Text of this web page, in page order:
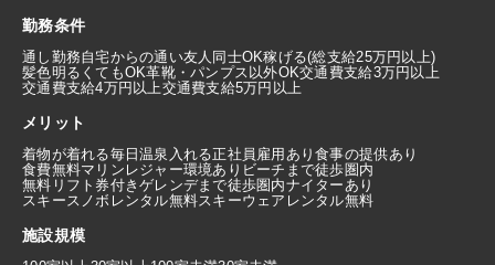
勤務条件
通し勤務自宅からの通い友人同士OK稼げる(総支給25万円以上)
髪色明るくてもOK革靴・パンプス以外OK交通費支給3万円以上
交通費支給4万円以上交通費支給5万円以上
メリット
着物が着れる毎日温泉入れる正社員雇用あり食事の提供あり
食費無料マリンレジャー環境あり ビーチまで徒歩圏内
無料リフト券付きゲレンデまで徒歩圏内ナイターあり
スキースノボレンタル無料スキーウェアレンタル無料
施設規模